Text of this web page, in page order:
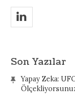
v
Son Yazılar
Yapay Zeka: